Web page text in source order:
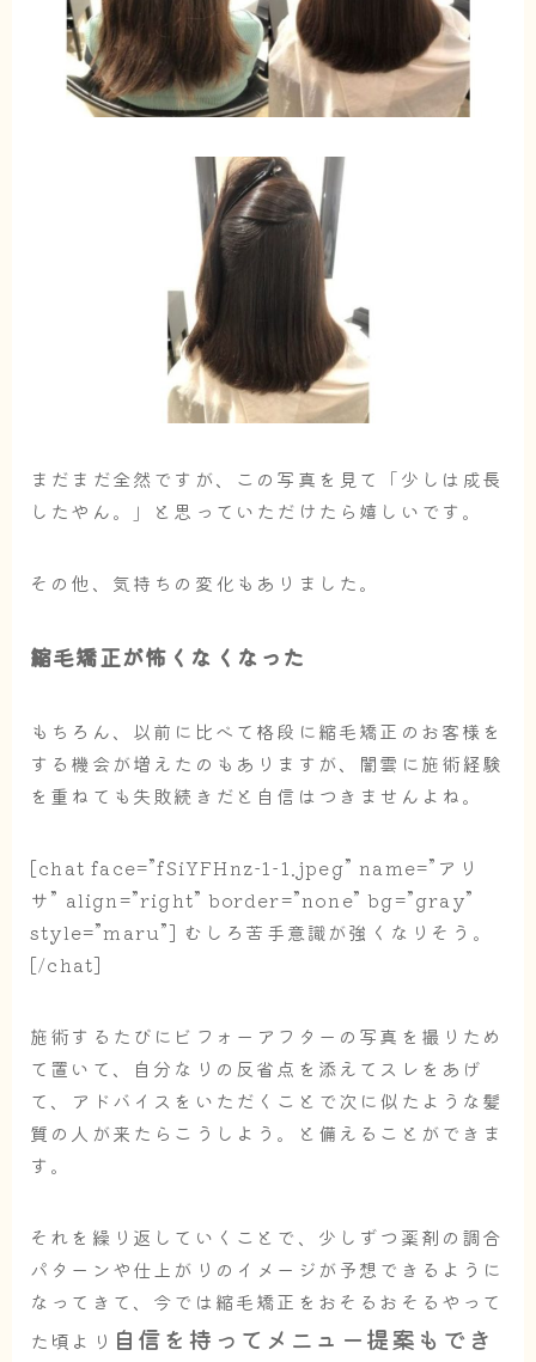
まだまだ全然ですが、この写真を見て「少しは成長
したやん。」と思っていただけたら嬉しいです。
その他、気持ちの変化もありました。
縮毛矯正が怖くなくなった
もちろん、以前に比べて格段に縮毛矯正のお客様を
する機会が増えたのもありますが、闇雲に施術経験
を重ねても失敗続きだと自信はつきませんよね。
[chat face=”fSiYFHnz-1-1.jpeg” name=”アリ
サ” align=”right” border=”none” bg=”gray”
style=”maru”] むしろ苦手意識が強くなりそう。
[/chat]
施術するたびにビフォーアフターの写真を撮りため
て置いて、自分なりの反省点を添えてスレをあげ
て、アドバイスをいただくことで次に似たような髪
質の人が来たらこうしよう。と備えることができま
す。
それを繰り返していくことで、少しずつ薬剤の調合
パターンや仕上がりのイメージが予想できるように
なってきて、今では縮毛矯正をおそるおそるやって
た頃より 自信を持ってメニュー提案もでき